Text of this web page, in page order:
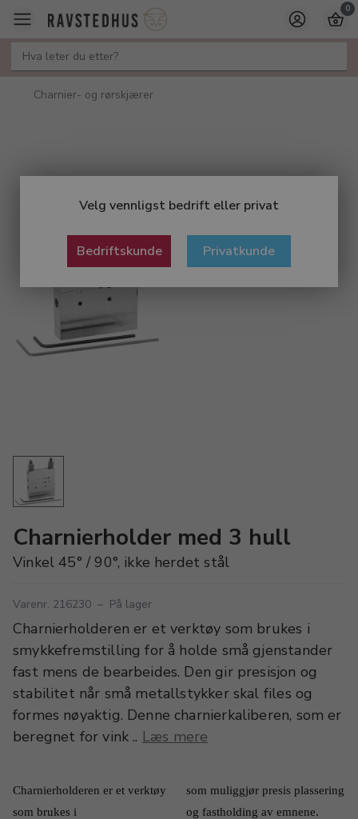
Velg vennligst bedrift eller privat
Bedriftskunde Privatkunde
0
Charnier- og rørskjærer
Charnierholder med 3 hull
Vinkel 45° / 90°, ikke herdet stål
Varenr. 216230 – På lager
Charnierholderen er et verktøy som brukes i
smykkefremstilling for å holde små gjenstander
fast mens de bearbeides. Den gir presisjon og
stabilitet når små metallstykker skal files og
formes nøyaktig. Denne charnierkaliberen, som er
beregnet for vink .. Læs mere
Charnierholderen er et verktøy
som brukes i
som muliggjør presis plassering
og fastholding av emnene.